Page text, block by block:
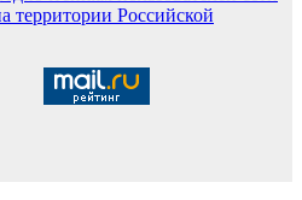
территории Российской